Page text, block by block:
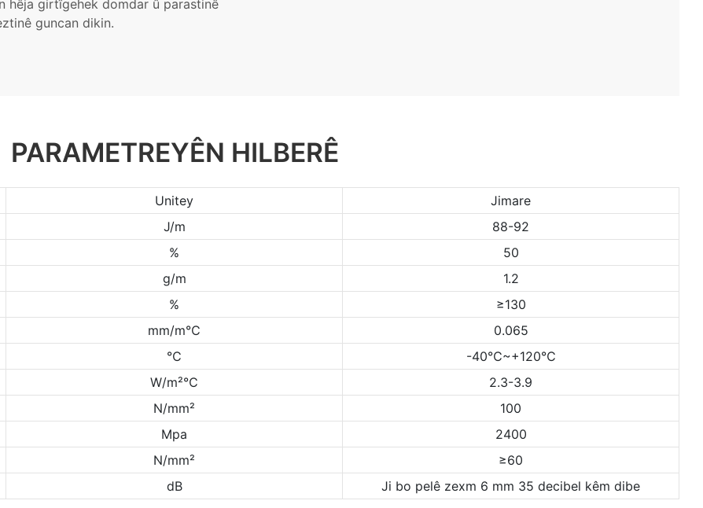
hêja girtîgehek domdar û parastinê
guncan dikin.
PARAMETREYÊN HILBERÊ
Unitey
Jimare
J/m
88-92
%
50
g/m
1.2
%
≥130
mm/m℃
0.065
℃
-40℃~+120℃
W/m²℃
2.3-3.9
N/mm²
100
Mpa
2400
N/mm²
≥60
dB Ji bo pelê zexm 6 mm 35 decibel kêm dibe